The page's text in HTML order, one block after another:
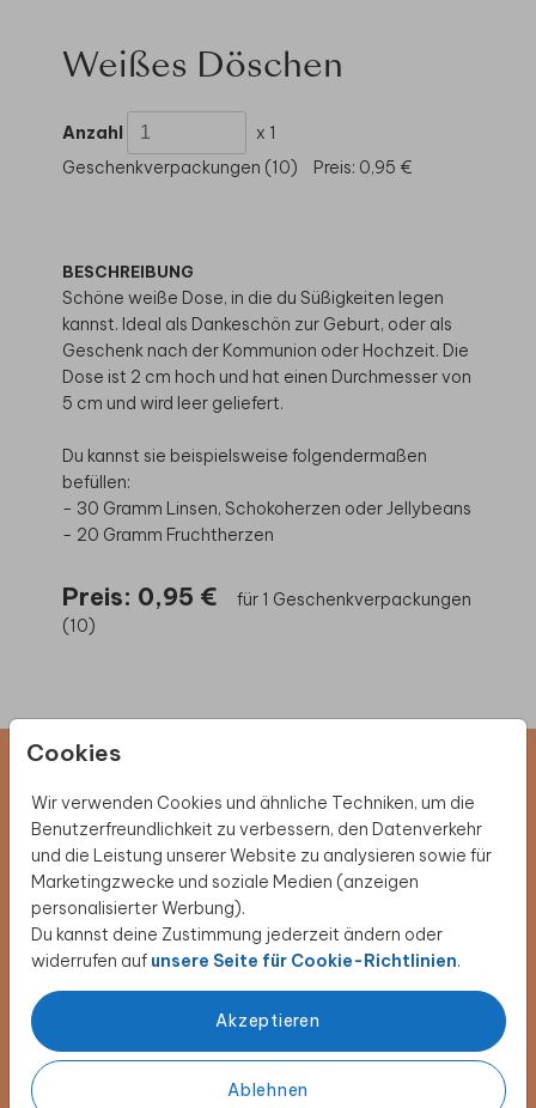
Cookies
Wir verwenden Cookies und ähnliche Techniken, um die
Benutzerfreundlichkeit zu verbessern, den Datenverkehr
und die Leistung unserer Website zu analysieren sowie für
Marketingzwecke und soziale Medien (anzeigen
personalisierter Werbung).
Du kannst deine Zustimmung jederzeit ändern oder
widerrufen auf unsere Seite für Cookie-Richtlinien.
Akzeptieren
Ablehnen
Weißes Döschen
Anzahl
x 1
Geschenkverpackungen (10)
Preis: 0,95 €
BESCHREIBUNG
Schöne weiße Dose, in die du Süßigkeiten legen
kannst. Ideal als Dankeschön zur Geburt, oder als
Geschenk nach der Kommunion oder Hochzeit. Die
Dose ist 2 cm hoch und hat einen Durchmesser von
5 cm und wird leer geliefert.
Du kannst sie beispielsweise folgendermaßen
befüllen:
- 30 Gramm Linsen, Schokoherzen oder Jellybeans
- 20 Gramm Fruchtherzen
Preis: 0,95 €
für 1 Geschenkverpackungen
(10)
Newsletter abonnieren und 5 €
Rabatt sichern
Melde dich für unseren Newsletter an und entdecke
exklusive Angebote, kreative Inspirationen und
spannende Neuigkeiten aus unserer Produktwelt. Als
Dankeschön erhältst du 5 € Rabatt auf deine nächste
Bestellung.
Jetzt anmelden!